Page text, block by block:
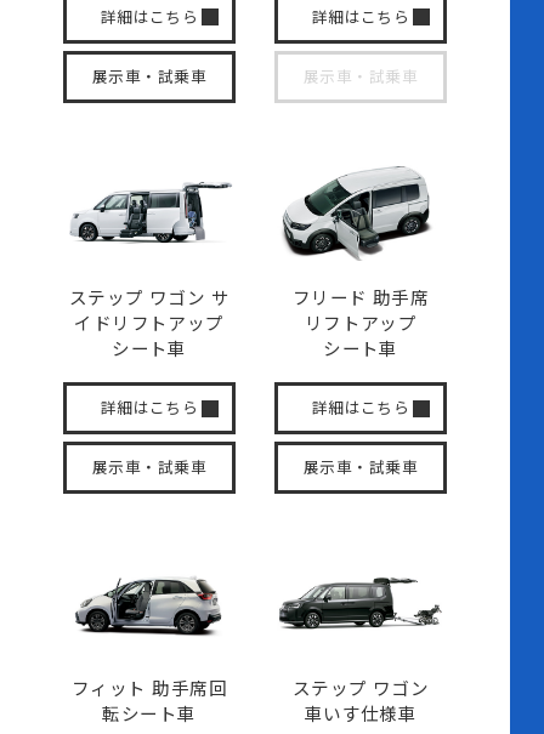
詳細はこちら
展示車・試乗車
詳細はこちら
展示車・試乗車
ステップ ワゴン サ
イド リフトアップ
シート車
詳細はこちら
展示車・試乗車
フリード 助手席
リフトアップ
シート車
詳細はこちら
展示車・試乗車
フィット 助手席回
転シート車
ステップ ワゴン
車いす仕様車